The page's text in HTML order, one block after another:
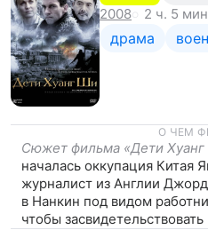
2008 2 ч. 5
драма
О ЧЕМ
Сюжет фильма «Дети
началась оккупация Китая
журналист из Англии
в Нанкин под видом
чтобы